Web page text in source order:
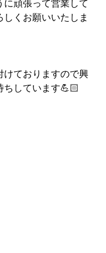
に頑張って営業して
しくお願いいたしま
けておりますので興
ちしています💪🏻